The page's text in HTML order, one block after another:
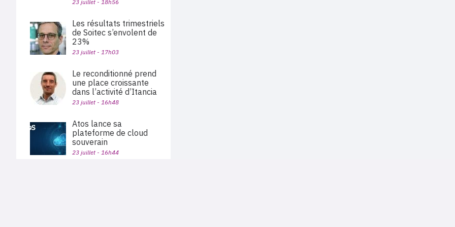
23 juillet - 18h56
Les résultats trimestriels
de Soitec s’envolent de
23%
23 juillet - 17h03
Le reconditionné prend
une place croissante
dans l’activité d’Itancia
23 juillet - 16h48
Atos lance sa
plateforme de cloud
souverain
23 juillet - 16h44